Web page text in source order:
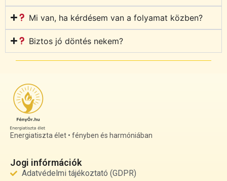
Mi van, ha kérdésem van a folyamat közben?
Biztos jó döntés nekem?
Energiatiszta élet • fényben és harmóniában
Jogi infórmációk
Adatvédelmi tájékoztató (GDPR)